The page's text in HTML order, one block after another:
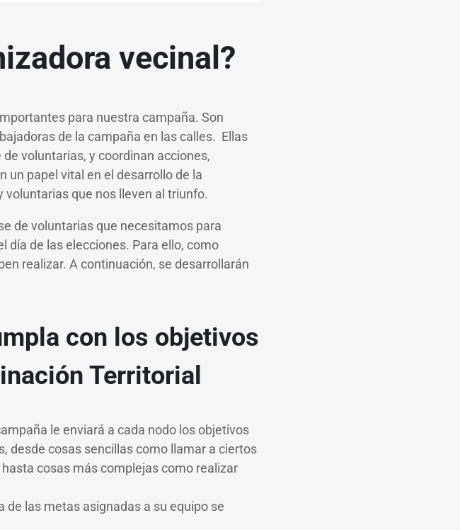
vecinal?
para nuestra campaña. Son
de la campaña en las calles. Ellas
voluntarias, y coordinan acciones,
un papel vital en el desarrollo de la
que nos lleven al triunfo.
de voluntarias que necesitamos para
de las elecciones. Para ello, como
realizar. A continuación, se desarrollarán
con los objetivos
Territorial
le enviará a cada nodo los objetivos
desde cosas sencillas como llamar a ciertos
cosas más complejas como realizar
de las metas asignadas a su equipo se